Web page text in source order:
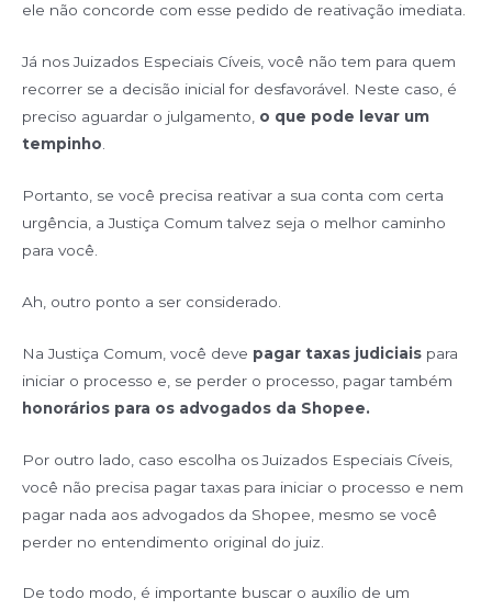
ele não concorde com esse pedido de reativação imediata.
Já nos Juizados Especiais Cíveis, você não tem para quem
recorrer se a decisão inicial for desfavorável. Neste caso, é
preciso aguardar o julgamento, o que pode levar um
tempinho
Portanto, se você precisa reativar a sua conta com certa
urgência, a Justiça Comum talvez seja o melhor caminho
para você.
Ah, outro ponto a ser considerado.
Na Justiça Comum, você deve pagar taxas judiciais para
iniciar o processo e, se perder o processo, pagar também
honorários para os advogados da Shopee.
Por outro lado, caso escolha os Juizados Especiais Cíveis,
você não precisa pagar taxas para iniciar o processo e nem
pagar nada aos advogados da Shopee, mesmo se você
perder no entendimento original do juiz.
De todo modo, é importante buscar o auxílio de um